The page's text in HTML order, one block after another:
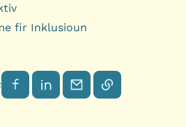
fir Inklusioun
Partager sur Facebook
Partager sur LinkedIn
Envoyer par email
Copier le lien